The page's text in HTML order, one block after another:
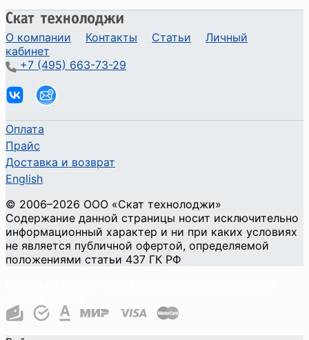
О компании Контакты Статьи
Личный
кабинет
+7 (495) 663-73-29
Оплата
Прайс
Доставка и возврат
English
© 2006–2026 ООО «Скат технолоджи»
Содержание данной страницы носит исключительно
информационный характер и ни при каких условиях
не является публичной офертой, определяемой
положениями статьи 437 ГК РФ